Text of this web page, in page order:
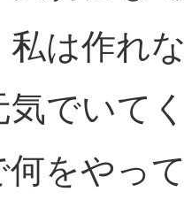
私は作れ
気でいて
何をやっ